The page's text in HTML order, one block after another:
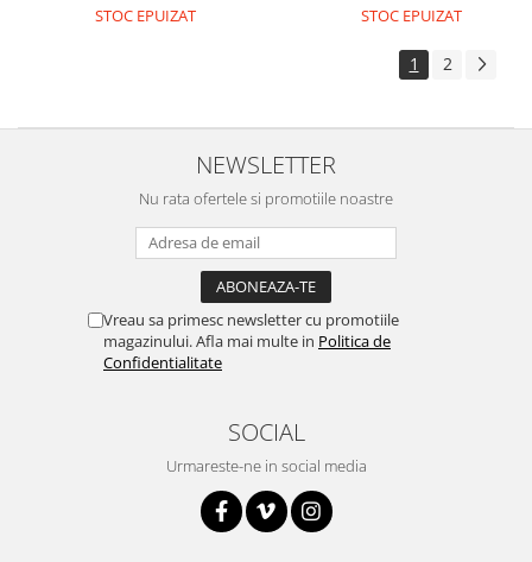
STOC EPUIZAT STOC EPUIZAT
1 2
NEWSLETTER
Nu rata ofertele si promotiile noastre
Vreau sa primesc newsletter cu promotiile
magazinului. Afla mai multe in Politica de
Confidentialitate
SOCIAL
Urmareste-ne in social media